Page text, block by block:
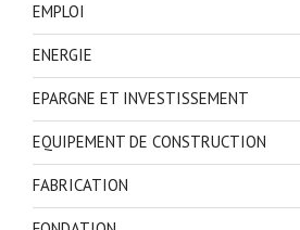
EMPLOI
ENERGIE
EPARGNE ET INVESTISSEMENT
EQUIPEMENT DE CONSTRUCTION
FABRICATION